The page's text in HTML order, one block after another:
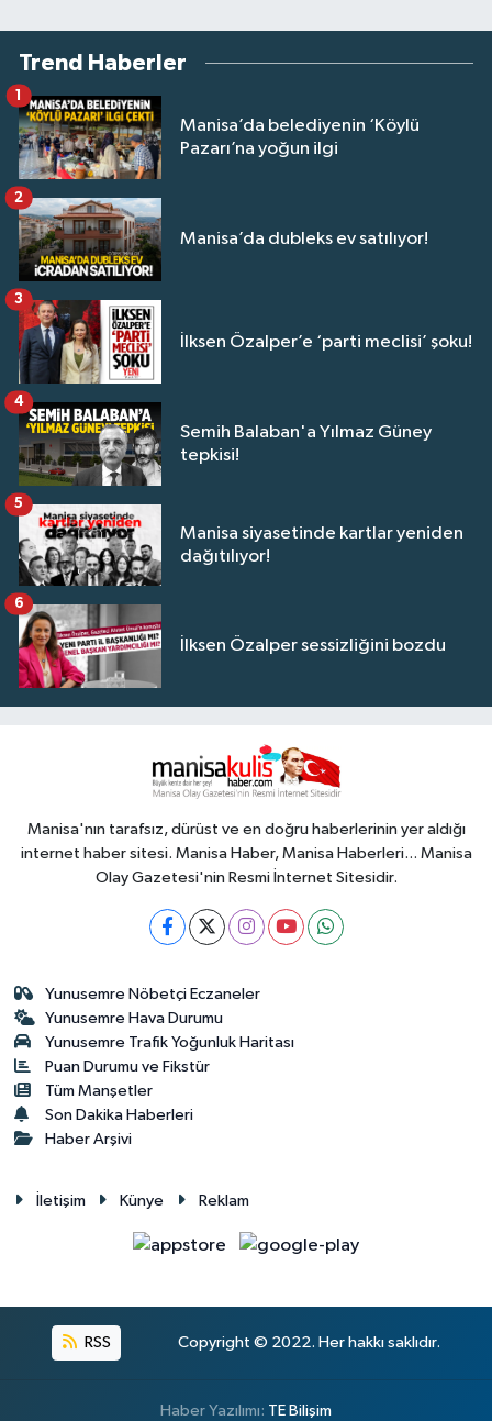
Trend Haberler
Manisa’da belediyenin ‘Köylü
Pazarı’na yoğun ilgi
1
Manisa’da dubleks ev satılıyor!
2
İlksen Özalper’e ‘parti meclisi’ şoku!
3
Semih Balaban'a Yılmaz Güney
tepkisi!
4
Manisa siyasetinde kartlar yeniden
dağıtılıyor!
5
İlksen Özalper sessizliğini bozdu
6
Manisa'nın tarafsız, dürüst ve en doğru haberlerinin yer aldığı
internet haber sitesi. Manisa Haber, Manisa Haberleri... Manisa
Olay Gazetesi'nin Resmi İnternet Sitesidir.
Yunusemre Nöbetçi Eczaneler
Yunusemre Hava Durumu
Yunusemre Trafik Yoğunluk Haritası
Puan Durumu ve Fikstür
Tüm Manşetler
Son Dakika Haberleri
Haber Arşivi
İletişim Künye Reklam
RSS Copyright © 2022. Her hakkı saklıdır.
Haber Yazılımı: TE Bilişim